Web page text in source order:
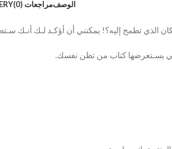
الوصفمراجعات (0)
تطمح إليه؟! يمكنني أن أؤكـد لـك أنـك
يسـتعرضها كتاب من تظن نفسك.